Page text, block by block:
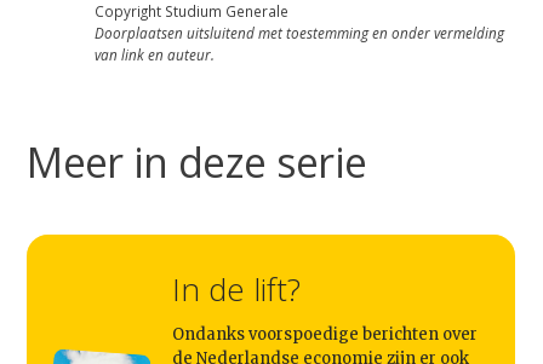
Copyright Studium Generale
Doorplaatsen uitsluitend met toestemming en onder vermelding
van link en auteur.
Meer in deze serie
In de lift?
Ondanks voorspoedige berichten over
de Nederlandse economie zijn er ook